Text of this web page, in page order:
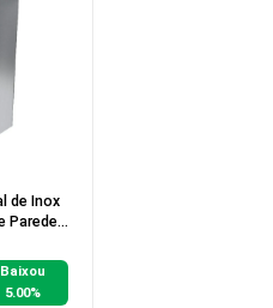
de Inox
Parede
Baixou
5.00%